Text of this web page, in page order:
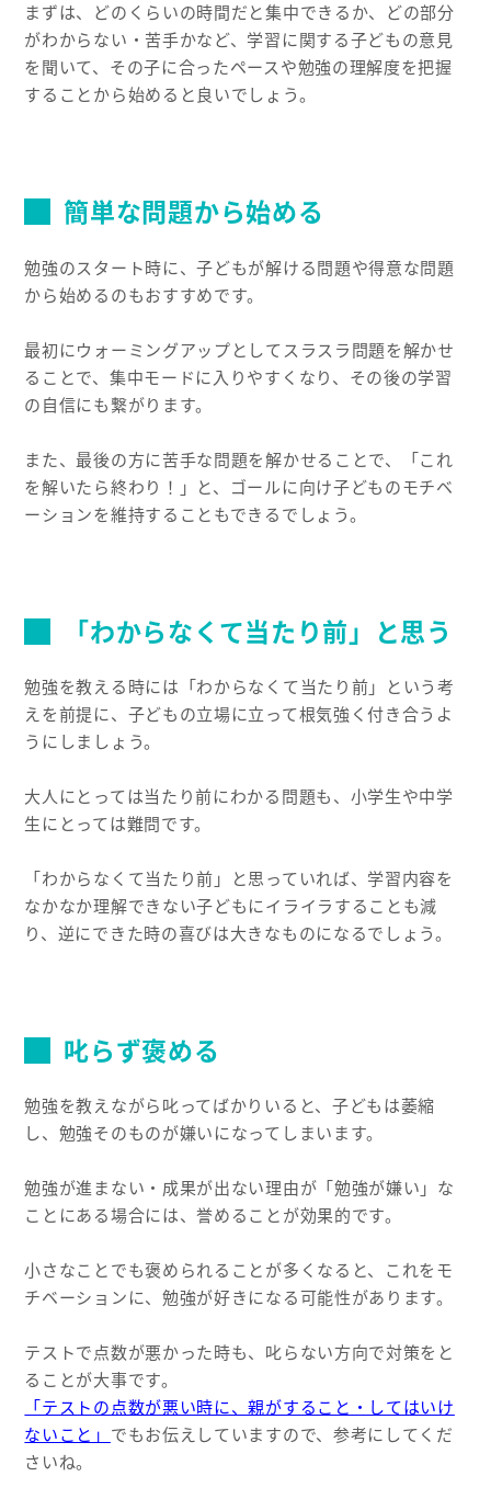
まずは、どのくらいの時間だと集中できるか、どの部分
がわからない・苦手かなど、学習に関する子どもの意見
を聞いて、その子に合ったペースや勉強の理解度を把握
することから始めると良いでしょう。
簡単な問題から始める
勉強のスタート時に、子どもが解ける問題や得意な問題
から始めるのもおすすめです。
最初にウォーミングアップとしてスラスラ問題を解かせ
ることで、集中モードに入りやすくなり、その後の学習
の自信にも繋がります。
また、最後の方に苦手な問題を解かせることで、「これ
を解いたら終わり！」と、ゴールに向け子どものモチベ
ーションを維持することもできるでしょう。
「わからなくて当たり前」と思う
勉強を教える時には「わからなくて当たり前」という考
えを前提に、子どもの立場に立って根気強く付き合うよ
うにしましょう。
大人にとっては当たり前にわかる問題も、小学生や中学
生にとっては難問です。
「わからなくて当たり前」と思っていれば、学習内容を
なかなか理解できない子どもにイライラすることも減
り、逆にできた時の喜びは大きなものになるでしょう。
叱らず褒める
勉強を教えながら叱ってばかりいると、子どもは萎縮
し、勉強そのものが嫌いになってしまいます。
勉強が進まない・成果が出ない理由が「勉強が嫌い」な
ことにある場合には、誉めることが効果的です。
小さなことでも褒められることが多くなると、これをモ
チベーションに、勉強が好きになる可能性があります。
テストで点数が悪かった時も、叱らない方向で対策をと
ることが大事です。
「テストの点数が悪い時に、親がすること・してはいけ
ないこと」 でもお伝えしていますので、参考にしてくだ
さいね。